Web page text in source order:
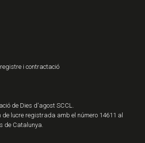
i contractació
de Dies d'agost SCCL.
lucre registrada amb el número 14611 al
de Catalunya.